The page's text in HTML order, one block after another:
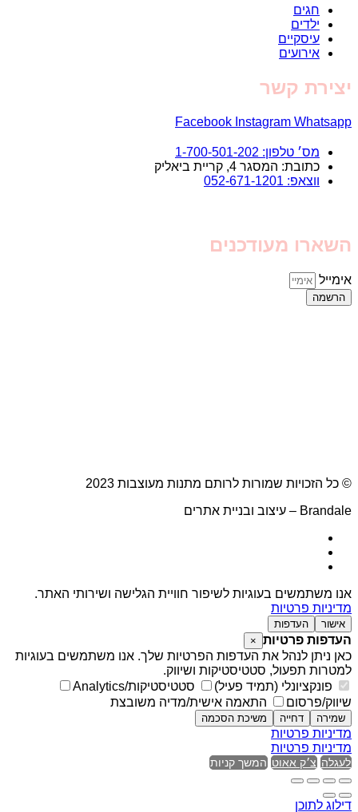
חגים
ילדים
עיסקיים
אירועים
יצירת קשר
Facebook Instagram Whatsapp
מס׳ טלפון: 1-700-501-202
כתובת: המסגר 4, קריית ביאליק
ווצאפ: 052-671-1201
השארו מעודכנים
אימייל
הרשמה
© כל הזכויות שמורות לרותם מתנות מעוצבות 2023
Brandale – עיצוב ובניית אתרים
אנו משתמשים בעוגיות לשיפור חוויית הגלישה ושירותי האתר.
מדיניות פרטיות
אישור העדפות
העדפות פרטיות ×
כאן ניתן לנהל את העדפות הפרטיות שלך. אנו משתמשים בעוגיות
למטרות תפעול, סטטיסטיקות ושיווק.
פונקציונלי (תמיד פעיל)
סטטיסטיקות/Analytics
שיווק/פרסום
התאמה אישית/מדיה משובצת
שמירה דחייה משיכת הסכמה
מדיניות פרטיות
מדיניות פרטיות
לעגלה צ׳ק אאוט המשך קניות
דילוג לתוכן